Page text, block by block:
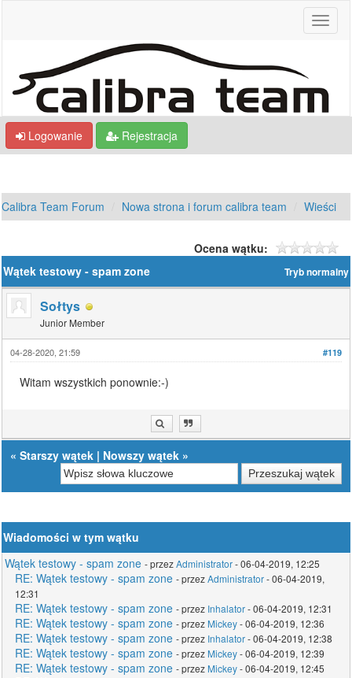
Logowanie Rejestracja
Calibra Team Forum Nowa strona i forum calibra team Wieści
Ocena wątku:
Tryb normalny
Wątek testowy - spam zone
Sołtys
Junior Member
#119
04-28-2020, 21:59
Witam wszystkich ponownie:-)
«Starszy wątek | Nowszy wątek »
Wiadomości w tym wątku
Wątek testowy - spam zone - przezAdministrator- 06-04-2019, 12:25
RE: Wątek testowy - spam zone - przezAdministrator- 06-04-2019,
12:31
RE: Wątek testowy - spam zone - przez Inhalator- 06-04-2019, 12:31
RE: Wątek testowy - spam zone - przez Mickey- 06-04-2019, 12:36
RE: Wątek testowy - spam zone - przez Inhalator- 06-04-2019, 12:38
RE: Wątek testowy - spam zone - przez Mickey- 06-04-2019, 12:39
RE: Wątek testowy - spam zone - przez Mickey- 06-04-2019, 12:45